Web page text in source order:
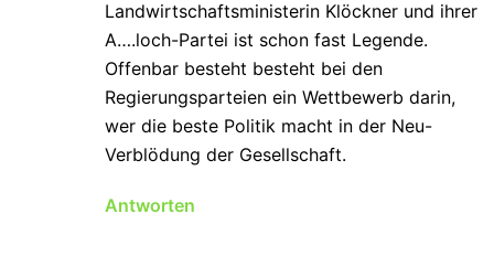
Landwirtschaftsministerin Klöckner und ihrer
A….loch-Partei ist schon fast Legende.
Offenbar besteht besteht bei den
Regierungsparteien ein Wettbewerb darin,
wer die beste Politik macht in der Neu-
Verblödung der Gesellschaft.
Antworten